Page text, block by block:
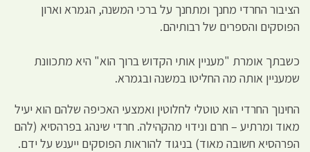
הציבור החרדי מחנך ומתחנך על ברכי המשנה, הגמרא וארון
הפוסקים והספרים של רבותיהם.
כשבתך אומרת "מעניין אותי הקדוש ברוך הוא" היא מתכוונת
שמעניין אותה מה החליטו במשנה ובגמרא.
החינוך החרדי הוא טוטלי לחלוטין ואמצעי האכיפה שלהם הוא יעיל
מאוד ומרתיע – חרם ונידוי מהקהילה. חרדי שינהג בפרהסיא (להם
הפרהסיא חשובה מאוד) בניגוד להוראות הפוסקים ייענש על ידם.